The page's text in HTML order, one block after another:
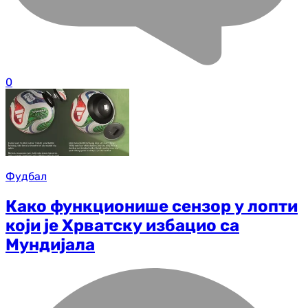
0
Фудбал
Како функционише сензор у лопти
који је Хрватску избацио са
Мундијала